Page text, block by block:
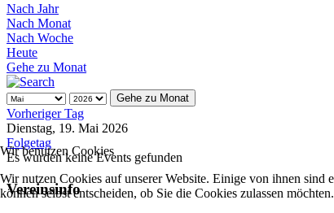
Nach Jahr
Nach Monat
Nach Woche
Heute
Gehe zu Monat
Gehe zu Monat
Vorheriger Tag
Dienstag, 19. Mai 2026
Folgetag
Es wurden keine Events gefunden
Vereinsinfo
Wir benutzen Cookies
Wir nutzen Cookies auf unserer Website. Einige von ihnen sind
können selbst entscheiden, ob Sie die Cookies zulassen